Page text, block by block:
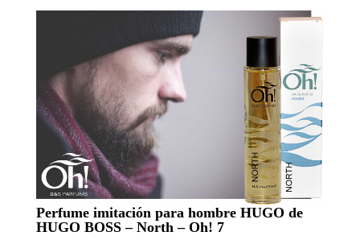
Perfume imitación para hombre HUGO de
HUGO BOSS – North – Oh! 7